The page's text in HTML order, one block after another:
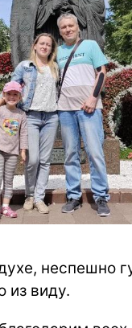
неспешно
из виду.